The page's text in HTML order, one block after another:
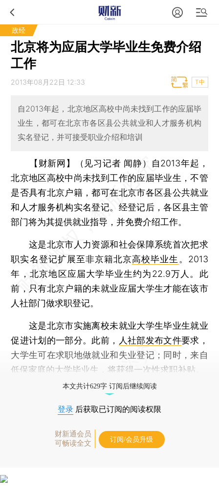
政经
北京将为应届大学毕业生免费介绍
工作
2013年08月22日 12:33 T中
自2013年起，北京地区高校中尚未找到工作的应届毕
业生，都可在北京市各区县公共就业和人才服务机构
实名登记，并可接受职业介绍和培训
【财新网】（见习记者 闻静）
自2013年起，
北京地区高校中尚未找到工作的应届毕业生，不管
是否具有北京户籍，都可在北京市各区县公共就业
和人才服务机构实名登记。经登记后，各区县主管
部门将为其提供就业指导，并免费介绍工作。
这是北京市人力资源和社会保障系统首次把求
职实名登记扩展至非京籍北京高校毕业生 。2013
年，北京地区应届大学毕业生约为22.9万人。此
前，只有北京户籍的未就业应届大学生才能在该市
人社部门做求职登记。
这是北京市实施离校未就业大学生毕业生就业
促进计划的一部分。此前， 人社部发布文件要求，
大学生可在求职地做就业和失业登记；同时，来自
低保家庭的大学毕业生，将获得一次性求职补贴。
本文共计629字 订阅后继续阅读
登录 后获取已订阅的阅读权限
财新通会员
可畅读全文
订阅/会员升级